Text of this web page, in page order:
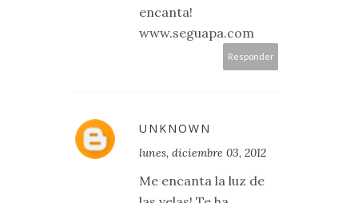
encanta!
www.seguapa.com
Responder
UNKNOWN
lunes, diciembre 03, 2012
Me encanta la luz de